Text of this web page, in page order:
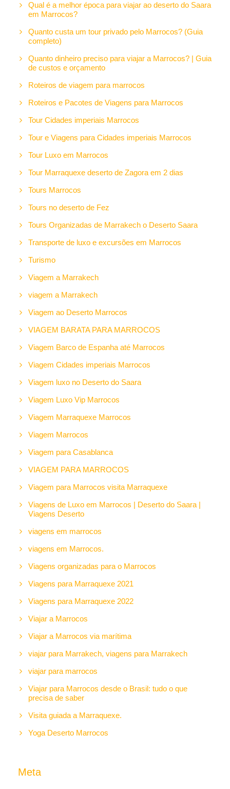
Qual é a melhor época para viajar ao deserto do Saara
em Marrocos?
Quanto custa um tour privado pelo Marrocos? (Guia
completo)
Quanto dinheiro preciso para viajar a Marrocos? | Guia
de custos e orçamento
Roteiros de viagem para marrocos
Roteiros e Pacotes de Viagens para Marrocos
Tour Cidades imperiais Marrocos
Tour e Viagens para Cidades imperiais Marrocos
Tour Luxo em Marrocos
Tour Marraquexe deserto de Zagora em 2 dias
Tours Marrocos
Tours no deserto de Fez
Tours Organizadas de Marrakech o Deserto Saara
Transporte de luxo e excursões em Marrocos
Turismo
Viagem a Marrakech
viagem a Marrakech
Viagem ao Deserto Marrocos
VIAGEM BARATA PARA MARROCOS
Viagem Barco de Espanha até Marrocos
Viagem Cidades imperiais Marrocos
Viagem luxo no Deserto do Saara
Viagem Luxo Vip Marrocos
Viagem Marraquexe Marrocos
Viagem Marrocos
Viagem para Casablanca
VIAGEM PARA MARROCOS
Viagem para Marrocos visita Marraquexe
Viagens de Luxo em Marrocos | Deserto do Saara |
Viagens Deserto
viagens em marrocos
viagens em Marrocos.
Viagens organizadas para o Marrocos
Viagens para Marraquexe 2021
Viagens para Marraquexe 2022
Viajar a Marrocos
Viajar a Marrocos via marítima
viajar para Marrakech, viagens para Marrakech
viajar para marrocos
Viajar para Marrocos desde o Brasil: tudo o que
precisa de saber
Visita guiada a Marraquexe.
Yoga Deserto Marrocos
Meta